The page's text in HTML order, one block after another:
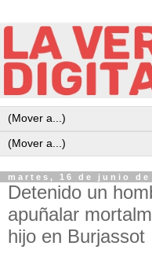
martes, 16 de junio de
Detenido un
apuñalar
hijo en Burjassot